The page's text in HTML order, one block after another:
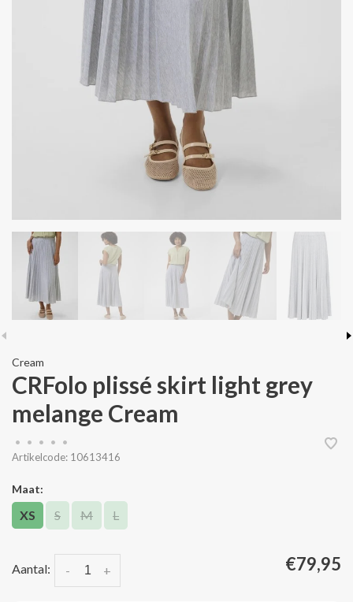
Cream
CRFolo plissé skirt light grey
melange Cream
• • • •
•
Artikelcode: 10613416
Maat:
XS S M L
Aantal: +
- €79,95